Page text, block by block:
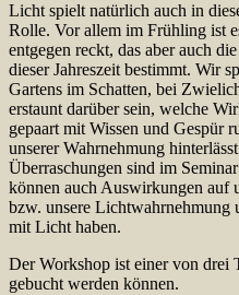
Licht spielt natürlich auch in
Rolle. Vor allem im Frühling ist
entgegen reckt, das aber auch
dieser Jahreszeit bestimmt. Wir
Gartens im Schatten, bei
erstaunt darüber sein, welche
gepaart mit Wissen und Gespür
unserer Wahrnehmung
Überraschungen sind im
können auch Auswirkungen auf
bzw. unsere Lichtwahrnehmung
mit Licht haben.
Der Workshop ist einer von drei
gebucht werden können.